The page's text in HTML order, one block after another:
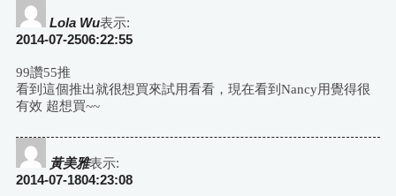
論
導
航
Lola Wu表示:
2014-07-2506:22:55
99讚55推
看到這個推出就很想買來試用看看，現在看到Nancy用覺得很
有效 超想買~~
黃美雅表示:
2014-07-1804:23:08